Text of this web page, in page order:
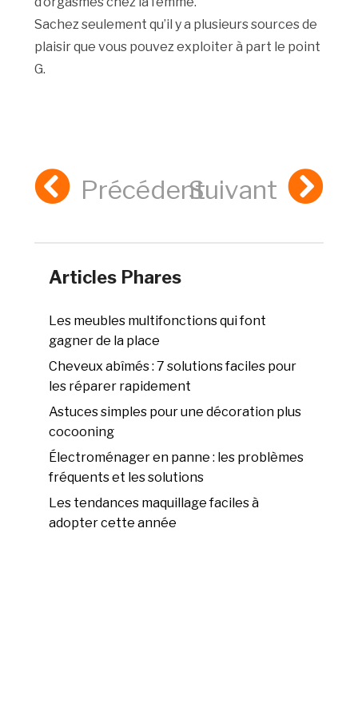
Sachez seulement qu’il y a plusieurs sources de
plaisir que vous pouvez exploiter à part le point
G.
PrécédentSuivant
Articles Phares
Les meubles multifonctions qui font
gagner de la place
Cheveux abîmés : 7 solutions faciles pour
les réparer rapidement
Astuces simples pour une décoration plus
cocooning
Électroménager en panne : les problèmes
fréquents et les solutions
Les tendances maquillage faciles à
adopter cette année